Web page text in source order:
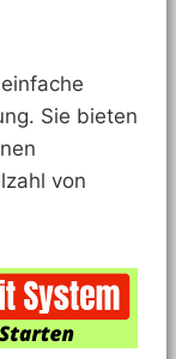
Sie bieten
von